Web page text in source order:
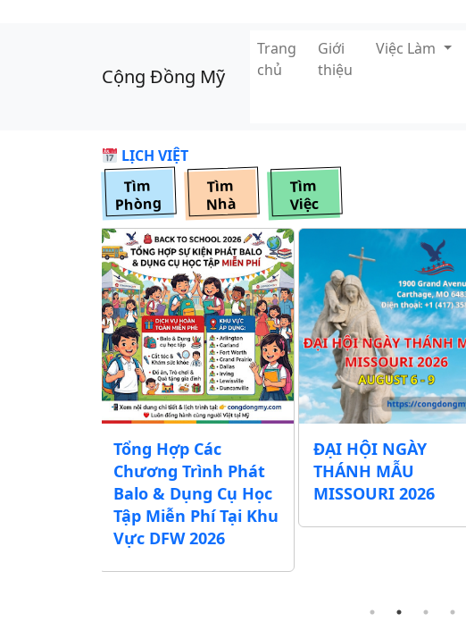
Cộng Đồng Mỹ
Trang
chủ
Giới
thiệu
Việc Làm
LỊCH VIỆT
Tìm
Phòng
Tìm
Nhà
Tìm
Việc
Tổng Hợp Các
Chương Trình Phát
Balo & Dụng Cụ Học
Tập Miễn Phí Tại Khu
Vực DFW 2026
ĐẠI HỘI NGÀY
THÁNH MẪU
MISSOURI 2026